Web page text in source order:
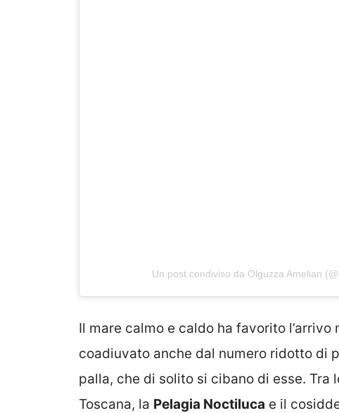
Un post condiviso da Olguzza Amelian
Il mare calmo e caldo ha favorito
coadiuvato anche dal numero ridotto di
palla, che di solito si cibano di esse. Tra
Toscana, la Pelagia Noctiluca e il